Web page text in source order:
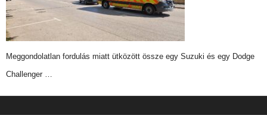
Meggondolatlan fordulás miatt ütközött össze egy Suzuki és egy Dodge
Challenger …